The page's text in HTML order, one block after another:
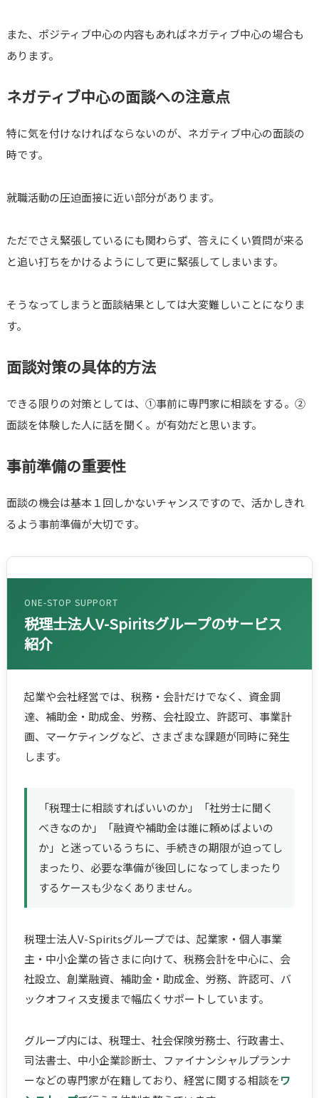
また、ポジティブ中心の内容もあればネガティブ中心の場合も
あります。
ネガティブ中心の面談への注意点
特に気を付けなければならないのが、ネガティブ中心の面談の
時です。
就職活動の圧迫面接に近い部分があります。
ただでさえ緊張しているにも関わらず、答えにくい質問が来る
と追い打ちをかけるようにして更に緊張してしまいます。
そうなってしまうと面談結果としては大変難しいことになりま
す。
面談対策の具体的方法
できる限りの対策としては、①事前に専門家に相談をする。②
面談を体験した人に話を聞く。が有効だと思います。
事前準備の重要性
面談の機会は基本１回しかないチャンスですので、活かしきれ
るよう事前準備が大切です。
ONE-STOP SUPPORT
税理士法人V-Spiritsグループのサービス
紹介
起業や会社経営では、税務・会計だけでなく、資金調
達、補助金・助成金、労務、会社設立、許認可、事業計
画、マーケティングなど、さまざまな課題が同時に発生
します。
「税理士に相談すればいいのか」「社労士に聞く
べきなのか」「融資や補助金は誰に頼めばよいの
か」と迷っているうちに、手続きの期限が迫ってし
まったり、必要な準備が後回しになってしまったり
するケースも少なくありません。
税理士法人V-Spiritsグループでは、起業家・個人事業
主・中小企業の皆さまに向けて、税務会計を中心に、会
社設立、創業融資、補助金・助成金、労務、許認可、バ
ックオフィス支援まで幅広くサポートしています。
グループ内には、税理士、社会保険労務士、行政書士、
司法書士、中小企業診断士、ファイナンシャルプランナ
ーなどの専門家が在籍しており、経営に関する相談をワ